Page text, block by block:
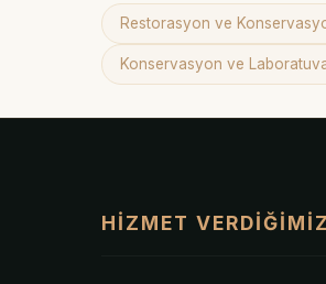
Restorasyon ve
Konservasyon ve
HIZMET